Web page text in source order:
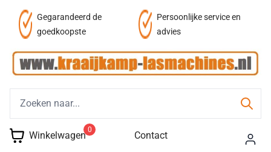
Gegarandeerd de
goedkoopste
Persoonlijke service en
advies
Winkelwagen 0 Contact